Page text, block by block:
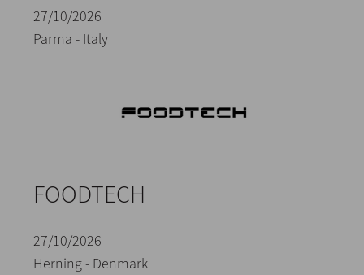
27/10/2026
Parma - Italy
FOODTECH
27/10/2026
Herning - Denmark